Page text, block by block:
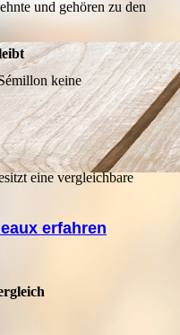
und gehören zu den
keine
eine vergleichbare
erfahren